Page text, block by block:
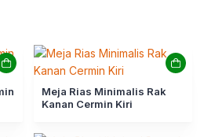
Meja Rias Minimalis Rak
Kanan Cermin Kiri